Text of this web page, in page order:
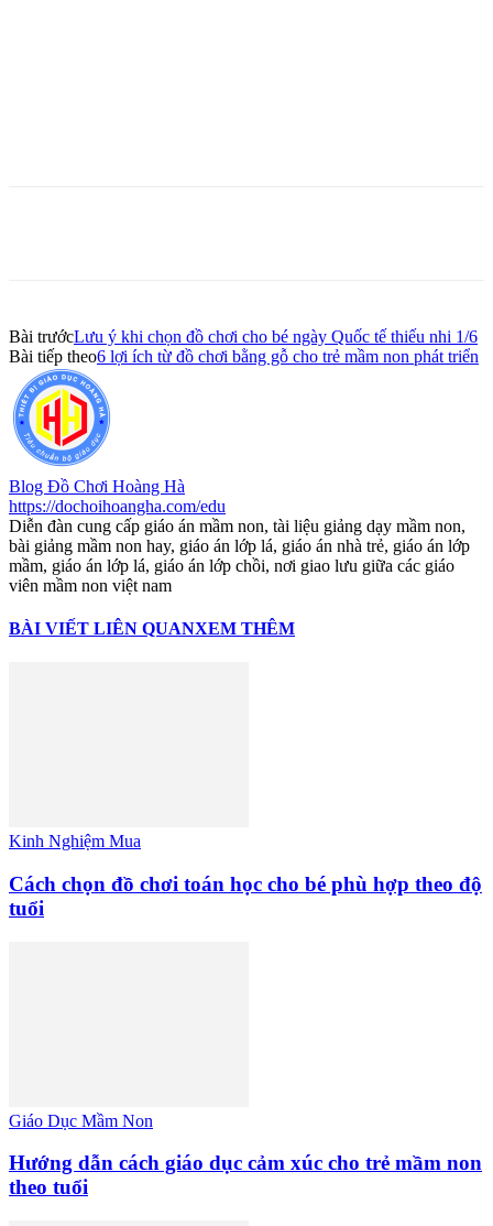
Bài trướcLưu ý khi chọn đồ chơi cho bé ngày Quốc tế thiếu nhi 1/6
Bài tiếp theo6 lợi ích từ đồ chơi bằng gỗ cho trẻ mầm non phát triển
Blog Đồ Chơi Hoàng Hà
https://dochoihoangha.com/edu
Diễn đàn cung cấp giáo án mầm non, tài liệu giảng dạy mầm non,
bài giảng mầm non hay, giáo án lớp lá, giáo án nhà trẻ, giáo án lớp
mầm, giáo án lớp lá, giáo án lớp chồi, nơi giao lưu giữa các giáo
viên mầm non việt nam
BÀI VIẾT LIÊN QUANXEM THÊM
Kinh Nghiệm Mua
Cách chọn đồ chơi toán học cho bé phù hợp theo độ
tuổi
Giáo Dục Mầm Non
Hướng dẫn cách giáo dục cảm xúc cho trẻ mầm non
theo tuổi